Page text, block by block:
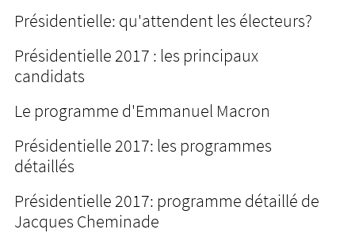
Présidentielle: qu'attendent les électeurs?
Présidentielle 2017 : les principaux
candidats
Le programme d'Emmanuel Macron
Présidentielle 2017: les programmes
détaillés
Présidentielle 2017: programme détaillé de
Jacques Cheminade